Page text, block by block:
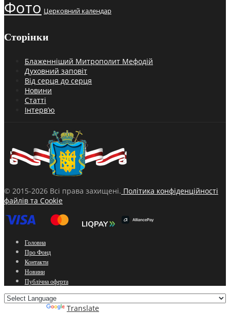
Фото Церковний календар
Сторінки
Блаженніший Митрополит Мефодій
Духовний заповіт
Від серця до серця
Новини
Статті
Інтерв’ю
© 2015-2026 Всі права захищені. Політика конфіденційності
файлів та Cookie
Головна
Про Фонд
Контакти
Новини
Публічна оферта
Translate